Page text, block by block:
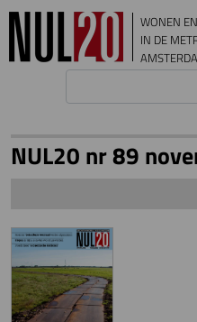
Overslaan en naar de inhoud gaan
WONEN
IN DE
NUL20 nr 89